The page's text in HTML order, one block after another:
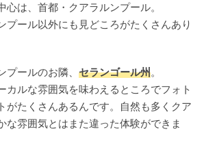
心は、首都・クアラルンプール。
プール以外にも見どころがたくさんあり
プールのお隣、 セランゴール州。
カルな雰囲気を味わえるところでフォト
がたくさんあるんです。自然も多くクア
な雰囲気とはまた違った体験ができま